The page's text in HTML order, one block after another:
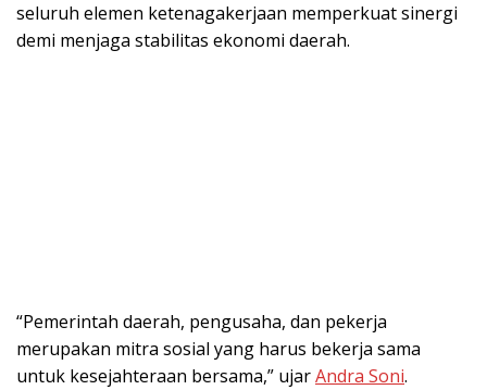
seluruh elemen ketenagakerjaan memperkuat sinergi
demi menjaga stabilitas ekonomi daerah.
“Pemerintah daerah, pengusaha, dan pekerja
merupakan mitra sosial yang harus bekerja sama
untuk kesejahteraan bersama,” ujarAndra Soni.